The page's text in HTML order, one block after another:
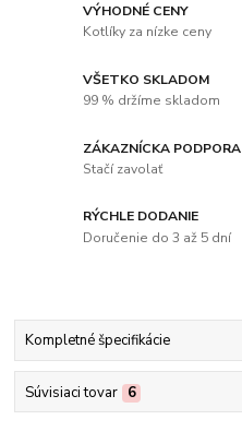
VÝHODNÉ CENY
Kotlíky za nízke ceny
VŠETKO SKLADOM
99 % držíme skladom
ZÁKAZNÍCKA PODPORA
Stačí zavolať
RÝCHLE DODANIE
Doručenie do 3 až 5 dní
Kompletné špecifikácie
Súvisiaci tovar 6